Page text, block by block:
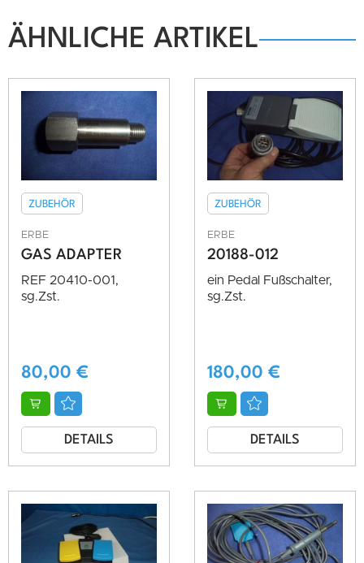
ÄHNLICHE ARTIKEL
ZUBEHÖR
ERBE
GAS ADAPTER
REF 20410-001,
sg.Zst.
80,00 €
DETAILS
ZUBEHÖR
ERBE
20188-012
ein Pedal Fußschalter,
sg.Zst.
180,00 €
DETAILS